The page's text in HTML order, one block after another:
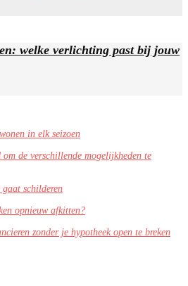
welke verlichting past bij jouw
in elk seizoen
de verschillende mogelijkheden te
gaat schilderen
opnieuw afkitten?
zonder je hypotheek open te breken